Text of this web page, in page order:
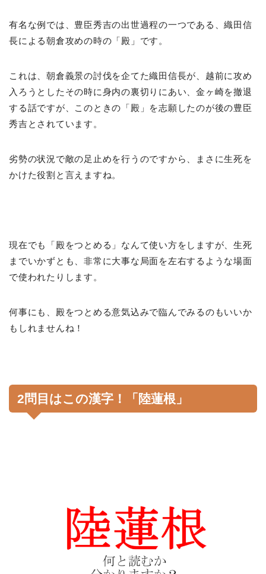
有名な例では、豊臣秀吉の出世過程の一つである、織田信
長による朝倉攻めの時の「殿」です。
これは、朝倉義景の討伐を企てた織田信長が、越前に攻め
入ろうとしたその時に身内の裏切りにあい、金ヶ崎を撤退
する話ですが、このときの「殿」を志願したのが後の豊臣
秀吉とされています。
劣勢の状況で敵の足止めを行うのですから、まさに生死を
かけた役割と言えますね。
現在でも「殿をつとめる」なんて使い方をしますが、生死
までいかずとも、非常に大事な局面を左右するような場面
で使われたりします。
何事にも、殿をつとめる意気込みで臨んでみるのもいいか
もしれませんね！
2問目はこの漢字！「陸蓮根」